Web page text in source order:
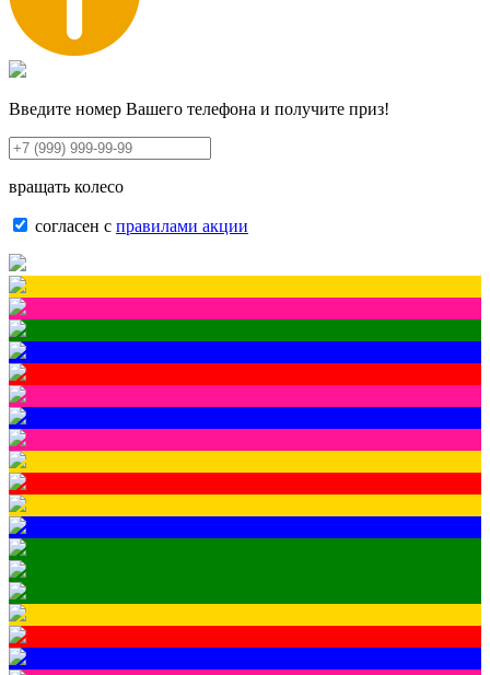
Введите номер Вашего телефона и получите приз!
вращать колесо
согласен с правилами акции